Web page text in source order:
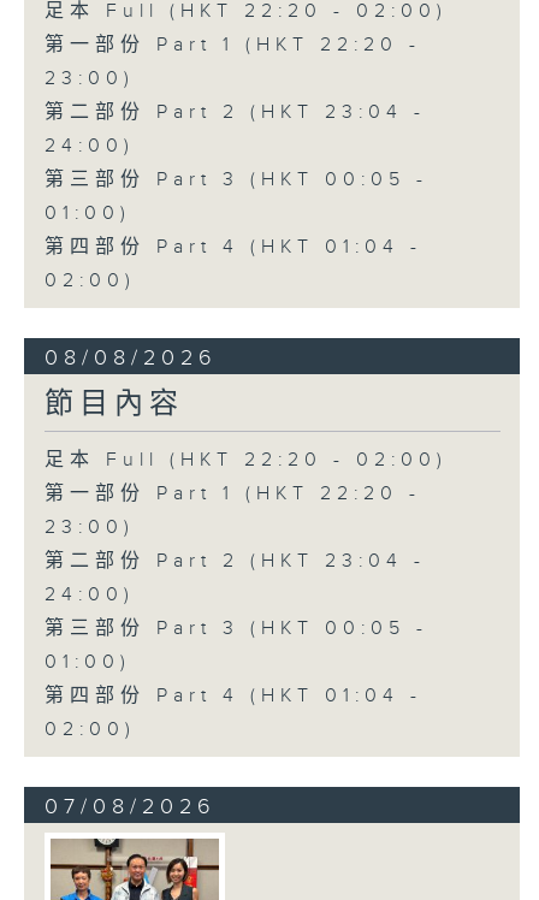
足本 Full (HKT 22:20 - 02:00)
第一部份 Part 1 (HKT 22:20 -
23:00)
第二部份 Part 2 (HKT 23:04 -
24:00)
第三部份 Part 3 (HKT 00:05 -
01:00)
第四部份 Part 4 (HKT 01:04 -
02:00)
08/08/2026
節目內容
足本 Full (HKT 22:20 - 02:00)
第一部份 Part 1 (HKT 22:20 -
23:00)
第二部份 Part 2 (HKT 23:04 -
24:00)
第三部份 Part 3 (HKT 00:05 -
01:00)
第四部份 Part 4 (HKT 01:04 -
02:00)
07/08/2026